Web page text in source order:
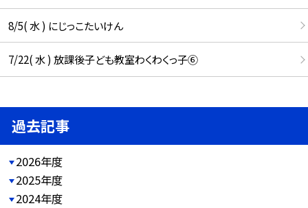
8/5( 水 ) にじっこたいけん
7/22( 水 ) 放課後子ども教室わくわくっ子⑥
過去記事
2026年度
2025年度
2024年度